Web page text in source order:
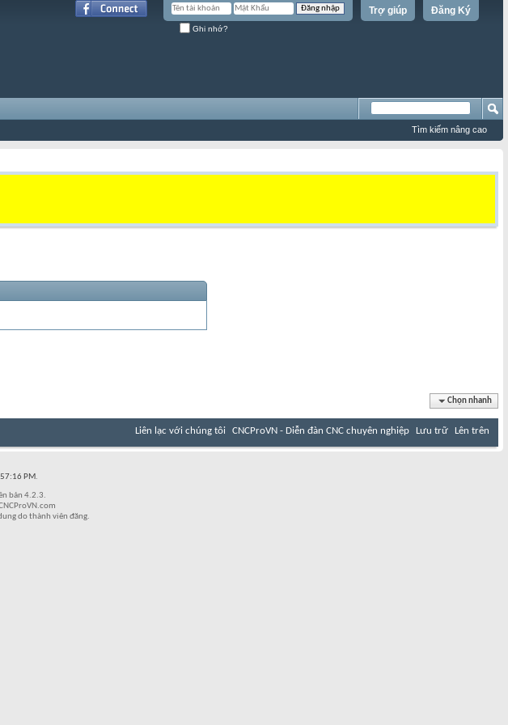
Đăng Ký
Trợ giúp
Ghi nhớ?
Tìm kiếm nâng cao
Chọn nhanh
Liên lạc với chúng tôi CNCProVN - Diễn đàn CNC chuyên nghiệp Lưu trữ Lên trên
PM.
bản 4.2.3.
do thành viên đăng.